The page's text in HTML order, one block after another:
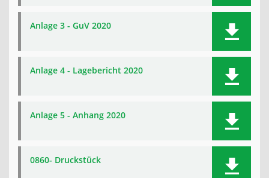
Anlage 3 - GuV 2020
Anlage 4 - Lagebericht 2020
Anlage 5 - Anhang 2020
0860- Druckstück